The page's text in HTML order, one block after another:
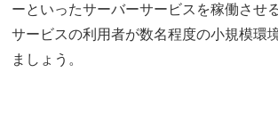
ーといったサーバーサービスを稼働させ
サービスの利用者が数名程度の小規模環
ましょう。